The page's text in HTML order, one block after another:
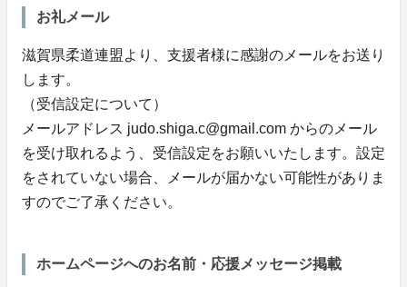
お礼メール
滋賀県柔道連盟より、支援者様に感謝のメールをお送り
します。
（受信設定について）
メールアドレス judo.shiga.c@gmail.com からのメール
を受け取れるよう、受信設定をお願いいたします。設定
をされていない場合、メールが届かない可能性がありま
すのでご了承ください。
ホームページへのお名前・応援メッセージ掲載